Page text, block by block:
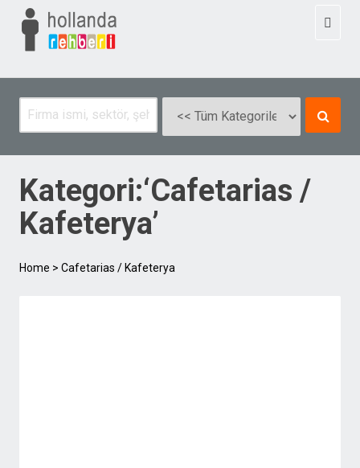
Kategori:‘Cafetarias /
Kafeterya’
Home > Cafetarias / Kafeterya